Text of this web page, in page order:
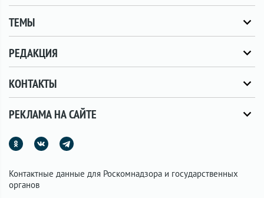
ТЕМЫ
РЕДАКЦИЯ
КОНТАКТЫ
РЕКЛАМА НА САЙТЕ
Контактные данные для Роскомнадзора и государственных
органов